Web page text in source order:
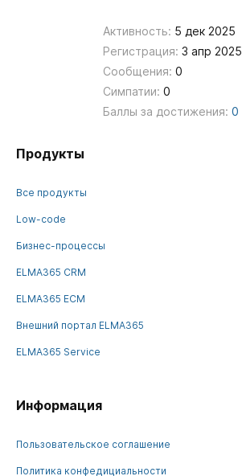
Активность: 5 дек 2025
Регистрация: 3 апр 2025
Сообщения: 0
Симпатии: 0
Баллы за достижения: 0
Продукты
Все продукты
Low-code
Бизнес-процессы
ELMA365 CRM
ELMA365 ECM
Внешний портал ELMA365
ELMA365 Service
Информация
Пользовательское соглашение
Политика конфедициальности